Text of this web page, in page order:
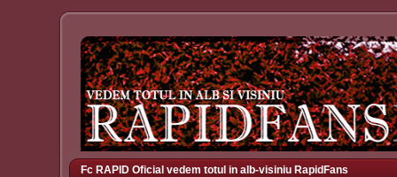
Fc RAPID Oficial vedem totul in alb-visiniu RapidFans